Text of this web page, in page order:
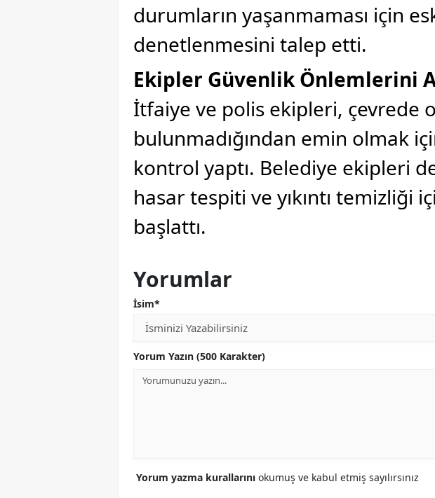
durumların yaşanmaması için
denetlenmesini talep etti.
Ekipler Güvenlik Önlemlerini
İtfaiye ve polis ekipleri, çevrede
bulunmadığından emin olmak
kontrol yaptı. Belediye ekipleri
hasar tespiti ve yıkıntı temizliği
başlattı.
Yorumlar
İsim*
Yorum Yazın (500 Karakter)
Yorum yazma kurallarını okumuş ve kabul etmiş sayılırsınız